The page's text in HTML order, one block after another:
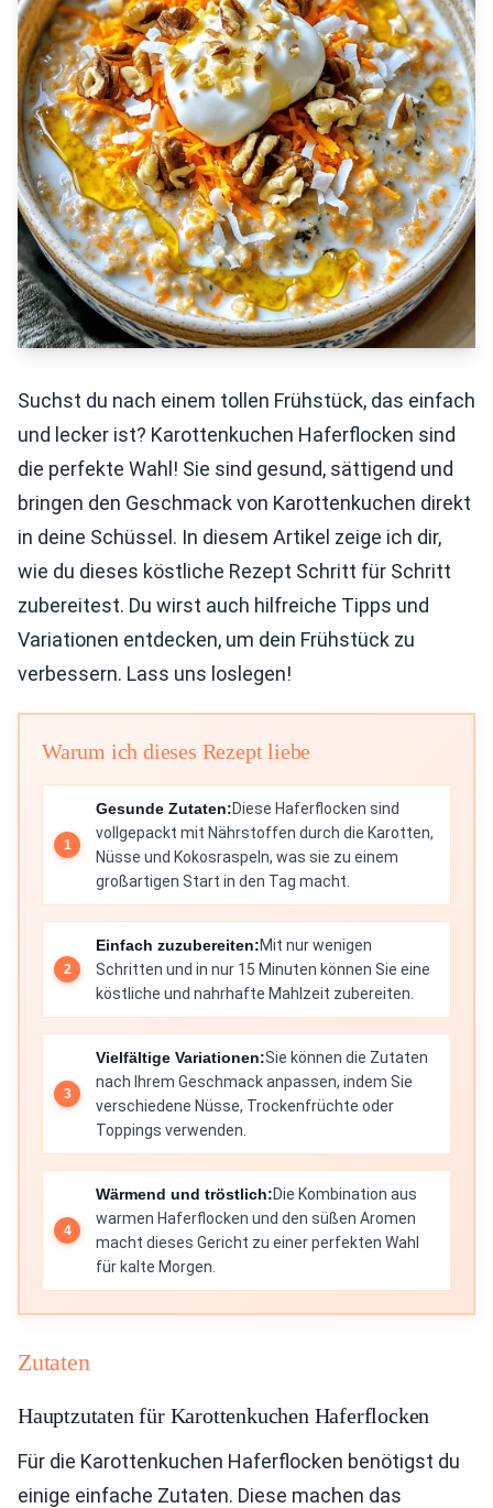
Suchst du nach einem tollen Frühstück, das einfach
und lecker ist? Karottenkuchen Haferflocken sind
die perfekte Wahl! Sie sind gesund, sättigend und
bringen den Geschmack von Karottenkuchen direkt
in deine Schüssel. In diesem Artikel zeige ich dir,
wie du dieses köstliche Rezept Schritt für Schritt
zubereitest. Du wirst auch hilfreiche Tipps und
Variationen entdecken, um dein Frühstück zu
verbessern. Lass uns loslegen!
Warum ich dieses Rezept liebe
Gesunde Zutaten:Diese Haferflocken sind
vollgepackt mit Nährstoffen durch die Karotten,
Nüsse und Kokosraspeln, was sie zu einem
großartigen Start in den Tag macht.
Einfach zuzubereiten:Mit nur wenigen
Schritten und in nur 15 Minuten können Sie eine
köstliche und nahrhafte Mahlzeit zubereiten.
Vielfältige Variationen:Sie können die Zutaten
nach Ihrem Geschmack anpassen, indem Sie
verschiedene Nüsse, Trockenfrüchte oder
Toppings verwenden.
Wärmend und tröstlich:Die Kombination aus
warmen Haferflocken und den süßen Aromen
macht dieses Gericht zu einer perfekten Wahl
für kalte Morgen.
Zutaten
Hauptzutaten für Karottenkuchen Haferflocken
Für die Karottenkuchen Haferflocken benötigst du
einige einfache Zutaten. Diese machen das